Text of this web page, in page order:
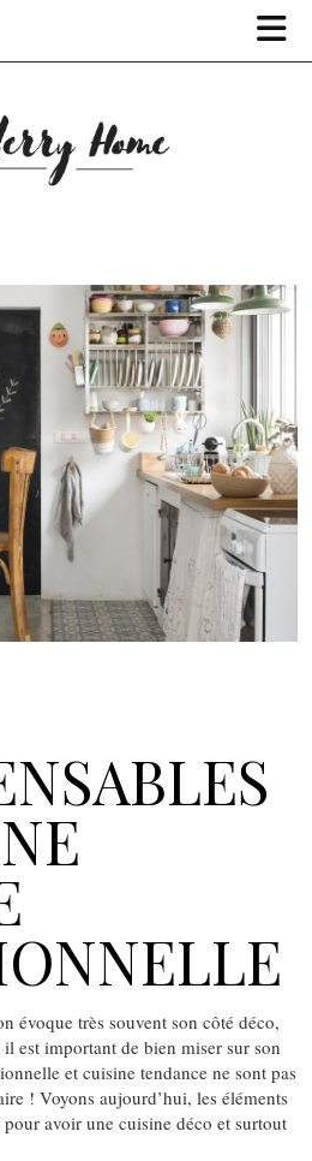
évoque très souvent son côté déco,
est important de bien miser sur son
et cuisine tendance ne sont pas
! Voyons aujourd’hui, les éléments
avoir une cuisine déco et surtout